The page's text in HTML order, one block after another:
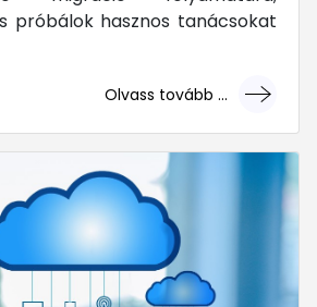
próbálok hasznos tanácsokat
Olvass tovább ...
... mert megéri!